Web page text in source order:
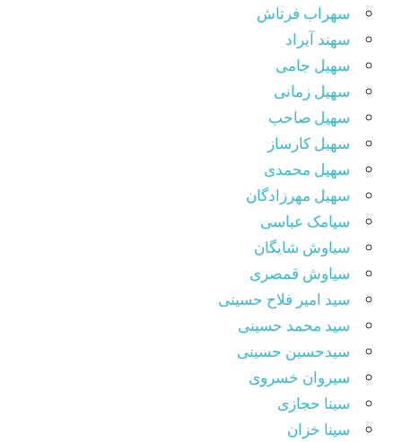
سهراب فرتاش
سهند آیراد
سهیل جامی
سهیل زمانی
سهیل صاحب
سهیل کارساز
سهیل محمدی
سهیل مهرزادگان
سیامک عباسی
سیاوش شایگان
سیاوش قمصری
سید امیر فلاح حسینی
سید محمد حسینی
سیدحسین حسینی
سیروان خسروی
سینا حجازی
سینا خزان